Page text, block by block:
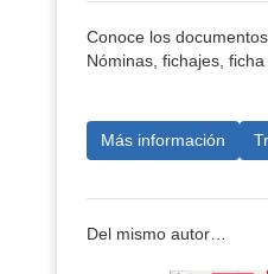
Conoce los
Nóminas, fichajes,
Más información
Del mismo autor…